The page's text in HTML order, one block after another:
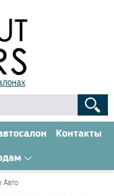
Контакты
Авто